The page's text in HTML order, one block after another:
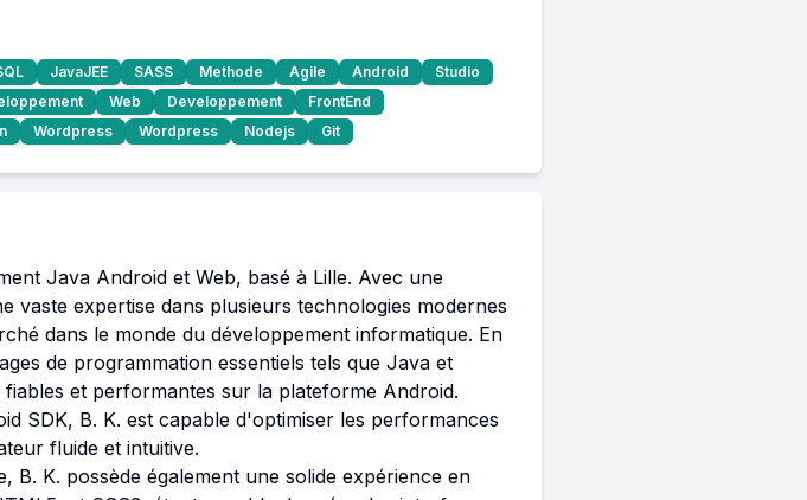
JavaJEE SASS Methode Agile Android
Studio
Web Developpement
FrontEnd
Wordpress Wordpress Nodejs Git
Java Android et Web, basé à Lille. Avec une
vaste expertise dans plusieurs technologies modernes
dans le monde du développement informatique. En
de programmation essentiels tels que Java et
et performantes sur la plateforme Android.
SDK, B. K. est capable d'optimiser les performances
fluide et intuitive.
B. K. possède également une solide expérience en